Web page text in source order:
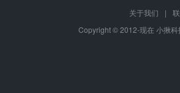
关于我们 |
Copyright © 2012-现在 小揪